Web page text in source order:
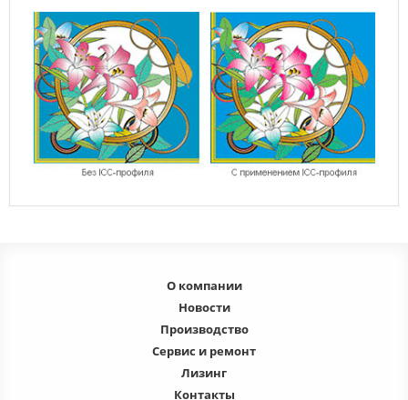
О компании
Новости
Производство
Сервис и ремонт
Лизинг
Контакты